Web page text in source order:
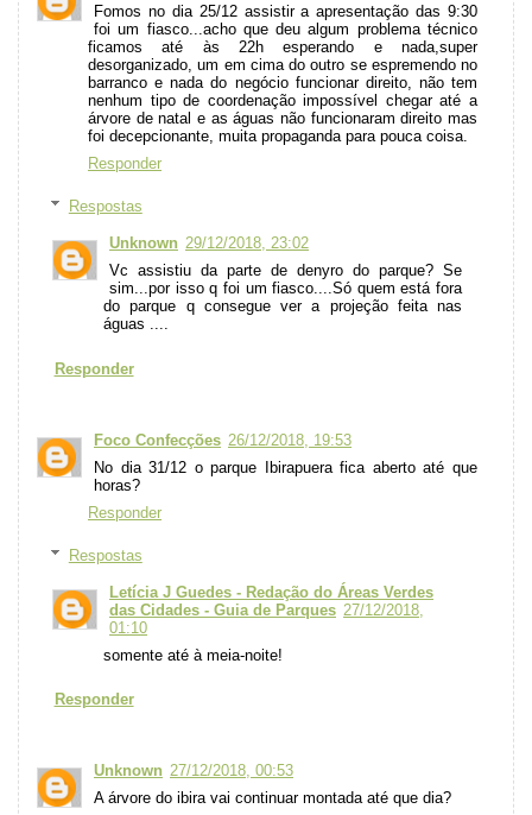
Fomos no dia 25/12 assistir a apresentação das 9:30
foi um fiasco...acho que deu algum problema técnico
ficamos até às 22h esperando e nada,super
desorganizado, um em cima do outro se espremendo no
barranco e nada do negócio funcionar direito, não tem
nenhum tipo de coordenação impossível chegar até a
árvore de natal e as águas não funcionaram direito mas
foi decepcionante, muita propaganda para pouca coisa.
Responder
Respostas
Unknown 29/12/2018, 23:02
Vc assistiu da parte de denyro do parque? Se
sim...por isso q foi um fiasco....Só quem está fora
do parque q consegue ver a projeção feita nas
águas ....
Responder
Foco Confecções 26/12/2018, 19:53
No dia 31/12 o parque Ibirapuera fica aberto até que
horas?
Responder
Respostas
Letícia J Guedes - Redação do Áreas Verdes
das Cidades - Guia de Parques 27/12/2018,
01:10
somente até à meia-noite!
Responder
Unknown 27/12/2018, 00:53
A árvore do ibira vai continuar montada até que dia?